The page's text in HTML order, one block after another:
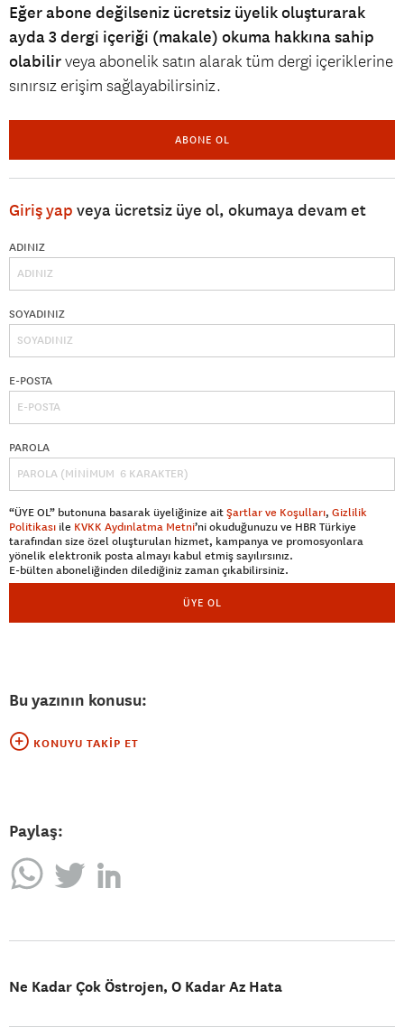
Eğer abone değilseniz ücretsiz üyelik oluşturarak
ayda 3 dergi içeriği (makale) okuma hakkına sahip
olabilirveya abonelik satın alarak tüm dergi içeriklerine
sınırsız erişim sağlayabilirsiniz.
ABONE OL
Giriş yap veya ücretsiz üye ol, okumaya devam et
ADINIZ
SOYADINIZ
E-POSTA
PAROLA
“ÜYE OL” butonuna basarak üyeliğinize aitŞartlar ve Koşulları, Gizlilik
Politikası ile KVKK Aydınlatma Metni’ni okuduğunuzu ve HBR Türkiye
tarafından size özel oluşturulan hizmet, kampanya ve promosyonlara
yönelik elektronik posta almayı kabul etmiş sayılırsınız.
E-bülten aboneliğinden dilediğiniz zaman çıkabilirsiniz.
ÜYE OL
Bu yazının konusu:
KONUYU TAKIP ET
Paylaş:
Ne Kadar Çok Östrojen, O Kadar Az Hata